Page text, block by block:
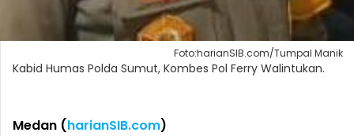
Foto:harianSIB.com/Tumpal Manik
Kabid Humas Polda Sumut, Kombes Pol Ferry Walintukan.
Medan (harianSIB.com)